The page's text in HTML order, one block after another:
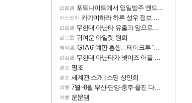
섭컬겜 포트나이트에서 명일방주 엔드필드 [펠리카] 판매 예정
아스오라 카가미하라 하루 성우 정보 및 주요 필모
섭컬겜 무한대 아난타 유출과 앞으로의 예상 (루머)
걸그룹 귀여운 아일릿 원희
해외겜 ‘GTA 6’ 예판 흥행…테이크투 “내부 예상 크게 넘어”
섭컬겜 무한대 아난타가 넷이즈 어플 달력에 일정 등록
명조 명조
명조 세계관 소개 | 소명 상인회
여행 7월~8월 부산-단양-충주-울진 다녀왔어요~
여행 운문댐